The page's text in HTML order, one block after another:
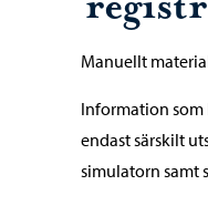
Manuellt
Information som
endast särskilt
simulatorn samt